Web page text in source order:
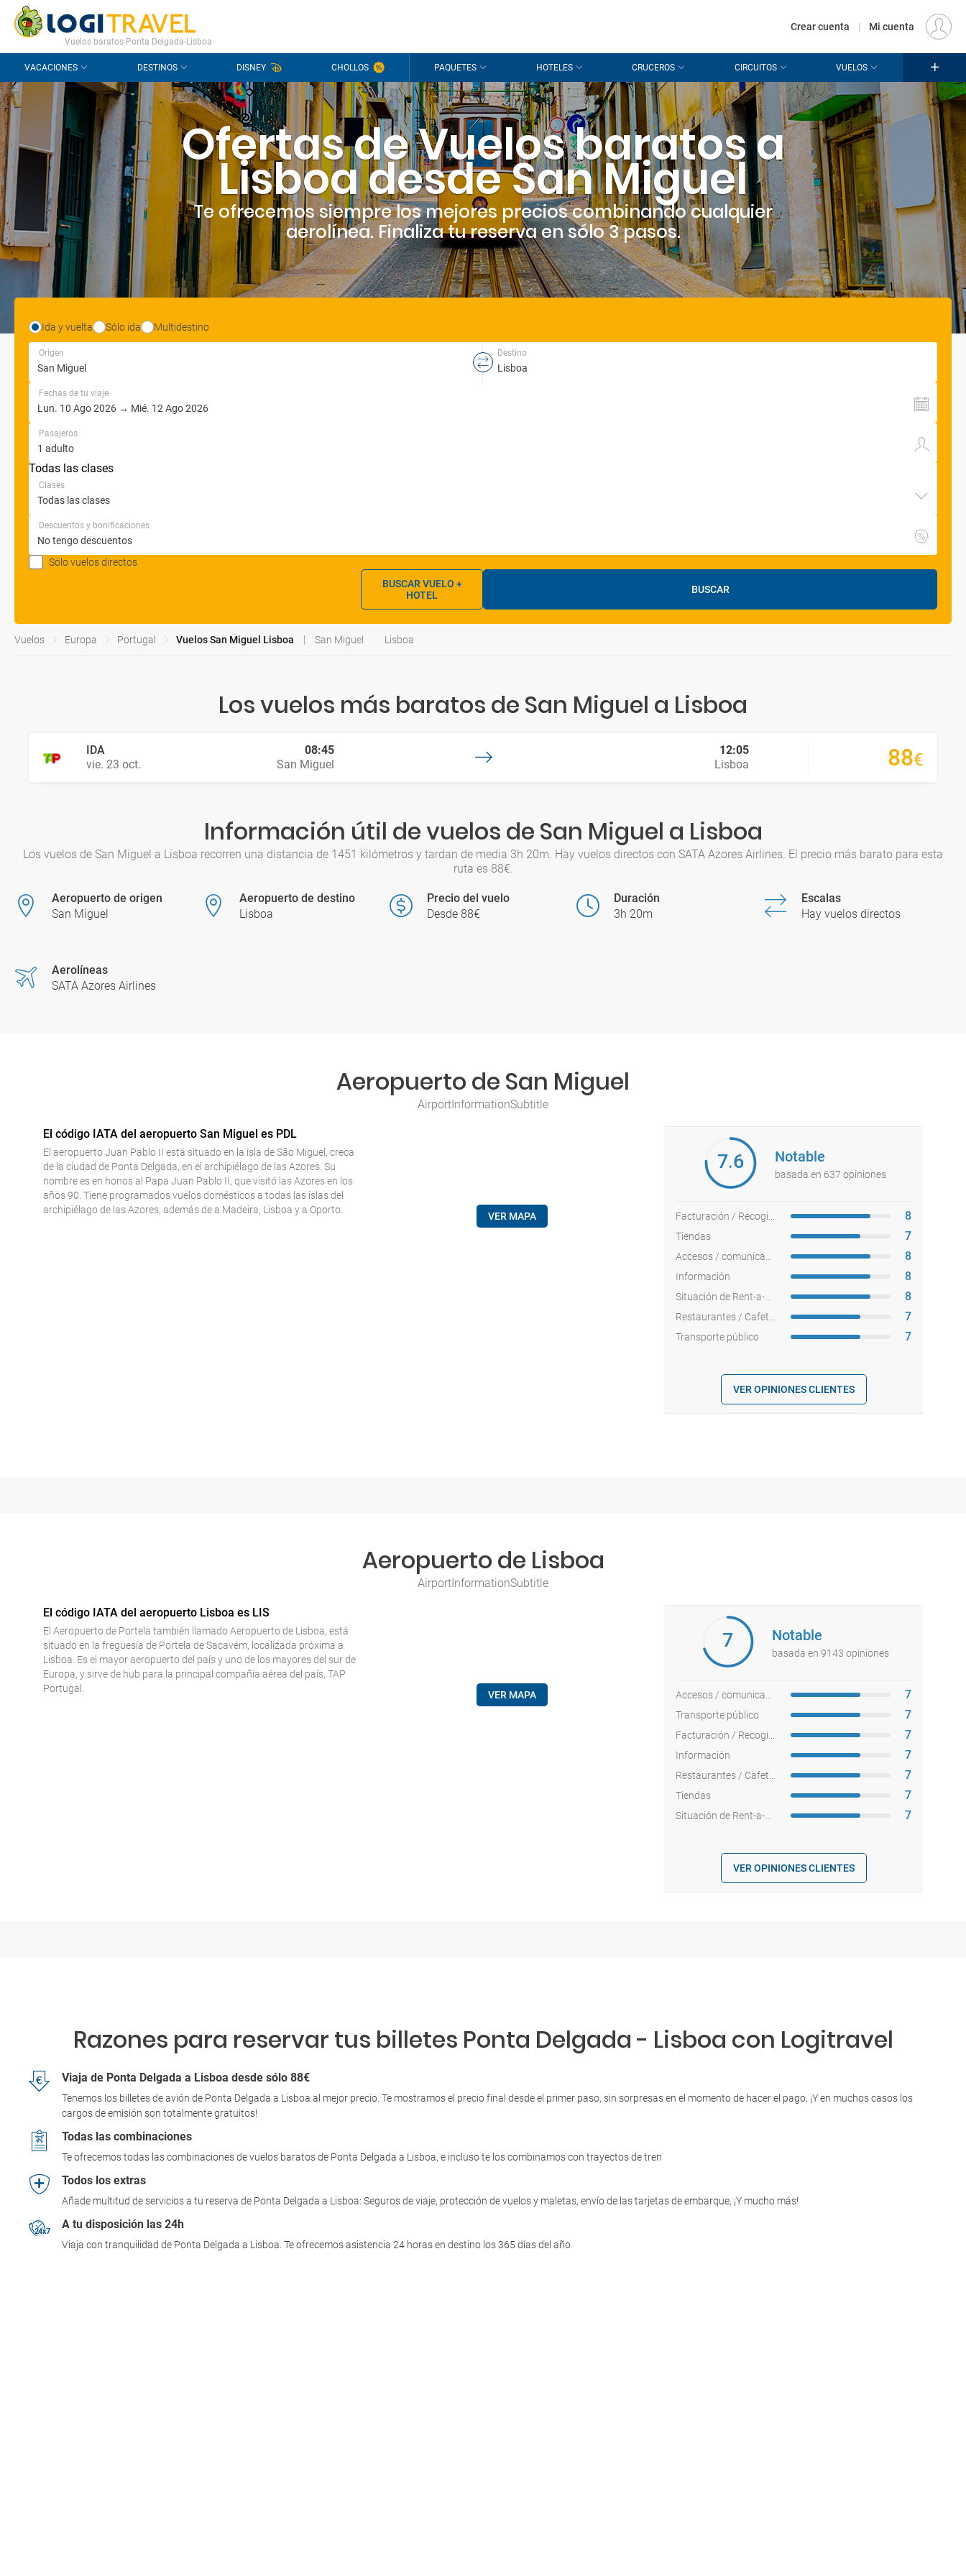
CONTACTO PREGUNTAS FRECUENTES EUR
Vuelos baratos Ponta Delgada-Lisboa
Crear cuenta | Mi cuenta
VACACIONES DESTINOS DISNEY CHOLLOS PAQUETES HOTELES CRUCEROS CIRCUITOS VUELOS
Ofertas de Vuelos baratos a
Lisboa desde San Miguel
Te ofrecemos siempre los mejores precios combinando cualquier
aerolínea. Finaliza tu reserva en sólo 3 pasos.
Ida y vuelta Sólo ida Multidestino
Origen Destino
Fechas de tu viaje
Pasajeros
Todas las clases
Clases
Descuentos y bonificaciones
Sólo vuelos directos
BUSCAR
BUSCAR VUELO +
HOTEL
Vuelos Europa Portugal Vuelos San Miguel Lisboa San Miguel Lisboa
Los vuelos más baratos de San Miguel a Lisboa
IDA
vie. 23 oct.
08:45
San Miguel
12:05
Lisboa
88€
Información útil de vuelos de San Miguel a Lisboa
Los vuelos de San Miguel a Lisboa recorren una distancia de 1451 kilómetros y tardan de media 3h 20m. Hay vuelos directos con SATA Azores Airlines. El precio más barato para esta
ruta es 88€.
Aeropuerto de origen
San Miguel
Aeropuerto de destino
Lisboa
Precio del vuelo
Desde 88€
Duración
3h 20m
Escalas
Hay vuelos directos
Aerolíneas
SATA Azores Airlines
Aeropuerto de San Miguel
AirportInformationSubtitle
El código IATA del aeropuerto San Miguel es PDL
El aeropuerto Juan Pablo II está situado en la isla de São Miguel, creca
de la ciudad de Ponta Delgada, en el archipiélago de las Azores. Su
nombre es en honos al Papa Juan Pablo II, que visitó las Azores en los
años 90. Tiene programados vuelos domésticos a todas las islas del
archipiélago de las Azores, además de a Madeira, Lisboa y a Oporto.
VER MAPA
7.6 Notable
basada en 637 opiniones
8
Tiendas 7
8
Información 8
8
7
Transporte público 7
VER OPINIONES CLIENTES
Aeropuerto de Lisboa
AirportInformationSubtitle
El código IATA del aeropuerto Lisboa es LIS
El Aeropuerto de Portela también llamado Aeropuerto de Lisboa, está
situado en la freguesía de Portela de Sacavém, localizada próxima a
Lisboa. Es el mayor aeropuerto del país y uno de los mayores del sur de
Europa, y sirve de hub para la principal compañía aérea del país, TAP
Portugal.
VER MAPA
7 Notable
basada en 9143 opiniones
7
Transporte público 7
7
Información 7
7
Tiendas 7
7
VER OPINIONES CLIENTES
Razones para reservar tus billetes Ponta Delgada - Lisboa con Logitravel
Viaja de Ponta Delgada a Lisboa desde sólo 88€
Tenemos los billetes de avión de Ponta Delgada a Lisboa al mejor precio. Te mostramos el precio final desde el primer paso, sin sorpresas en el momento de hacer el pago, ¡Y en muchos casos los
cargos de emisión son totalmente gratuitos!
Todas las combinaciones
Te ofrecemos todas las combinaciones de vuelos baratos de Ponta Delgada a Lisboa, e incluso te los combinamos con trayectos de tren
Todos los extras
Añade multitud de servicios a tu reserva de Ponta Delgada a Lisboa: Seguros de viaje, protección de vuelos y maletas, envío de las tarjetas de embarque, ¡Y mucho más!
A tu disposición las 24h
Viaja con tranquilidad de Ponta Delgada a Lisboa. Te ofrecemos asistencia 24 horas en destino los 365 días del año